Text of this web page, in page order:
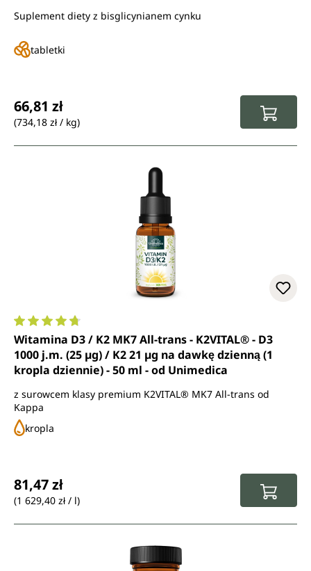
Suplement diety z bisglicynianem cynku
tabletki
66,81 zł
(734,18 zł / kg)
Średnia ocena 4.8 z 5 gwiazdek
Witamina D3 / K2 MK7 All-trans - K2VITAL® - D3
1000 j.m. (25 µg) / K2 21 µg na dawkę dzienną (1
kropla dziennie) - 50 ml - od Unimedica
z surowcem klasy premium K2VITAL® MK7 All-trans od
Kappa
kropla
81,47 zł
(1 629,40 zł / l)